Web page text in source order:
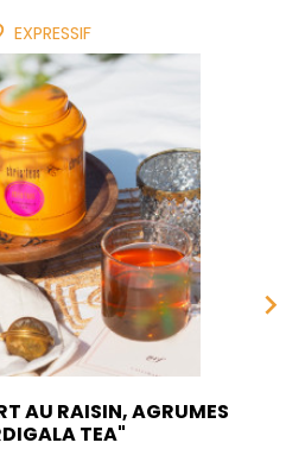
EXPRESSIF
AU RAISIN, AGRUMES
TEA"
